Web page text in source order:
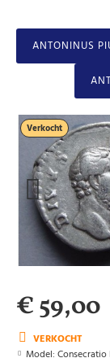
ANTONINUS
Verkocht
VERKOCHT
Model:
€ 59,00